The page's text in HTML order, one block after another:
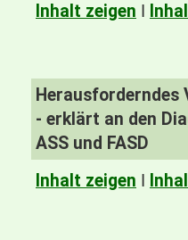
Inhalt zeigen I
Herausforderndes
- erklärt an den
ASS und FASD
Inhalt zeigen I